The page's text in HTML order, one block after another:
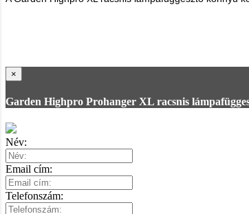
×
Garden Highpro Prohanger XL racsnis
Név:
Email cím:
Telefonszám: